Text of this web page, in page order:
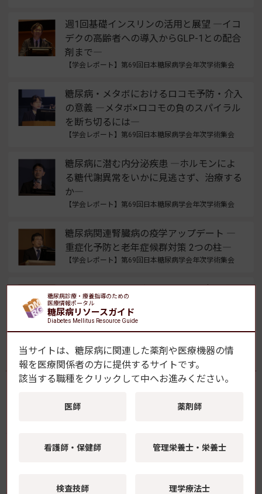
週1回基礎インスリンの活用と展望 ―イコ
デクの高齢者への導入からGLP-1との配合
剤まで―
【学会レポート】第69回日本糖尿病学会年次学術集会
糖尿病・メタボにおけるロコモ予防・介入
の意義 ―メタボ×ロコモの負のスパイラル
を断ち切るには―
【学会レポート】第69回日本糖尿病学会年次学術集会
糖尿病に潜む内分泌疾患 ―ホルモンによ
る糖代謝異常をいかに見逃さず、治療する
か―
【学会レポート】第69回日本糖尿病学会年次学術集会
糖尿病関連腎臓病の疫学アップデート ―
重症化予防と老年症候群対策 2つの柱―
【学会レポート】第69回日本糖尿病学会年次学術集会
早期DKDへのフィネレノン 腎症軽症化に
寄与する可能性を示唆
【学会レポート】第69回日本糖尿病学会年次学術集会
よく読まれている記事
外しが不要に
ヒトiPS細胞でヒト心不全モデルを再現 SGLT2阻
糖尿病診療・療養指導のための
医療情報ポータル
糖尿病リソースガイド
Diabetes Mellitus Resource Guide
当サイトは、糖尿病に関連した薬剤や医療機器の情
報を医療関係者の方に提供するサイトです。
該当する職種をクリックして中へお進みください。
医師 薬剤師
看護師・保健師 管理栄養士・栄養士
検査技師 理学療法士